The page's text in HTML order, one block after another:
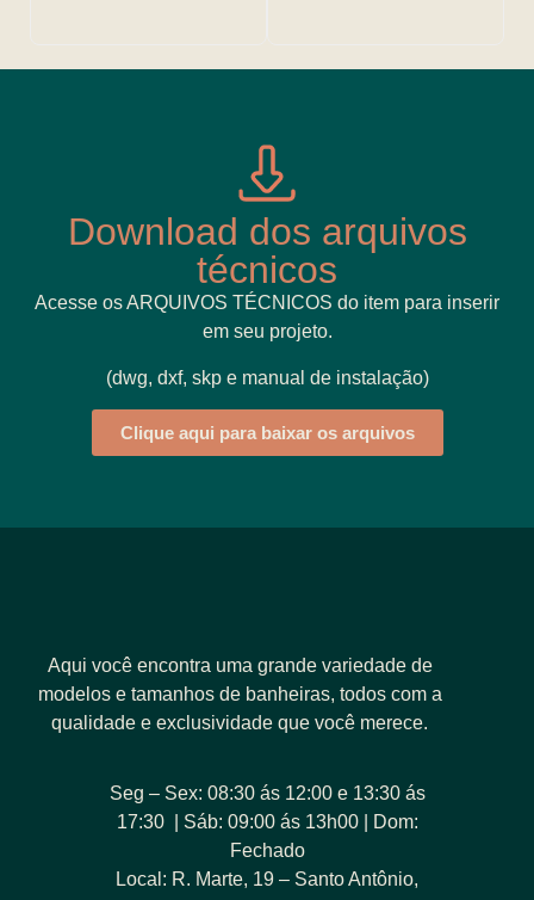
Download dos arquivos
técnicos
Acesse os ARQUIVOS TÉCNICOS do item para inserir
em seu projeto.
(dwg, dxf, skp e manual de instalação)
Clique aqui para baixar os arquivos
Aqui você encontra uma grande variedade de
modelos e tamanhos de banheiras, todos com a
qualidade e exclusividade que você merece.
Seg – Sex: 08:30 ás 12:00 e 13:30 ás
17:30 | Sáb: 09:00 ás 13h00 | Dom:
Fechado
Local: R. Marte, 19 – Santo Antônio,